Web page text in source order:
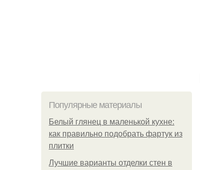
Популярные материалы
Белый глянец в маленькой кухне:
как правильно подобрать фартук из
плитки
Лучшие варианты отделки стен в